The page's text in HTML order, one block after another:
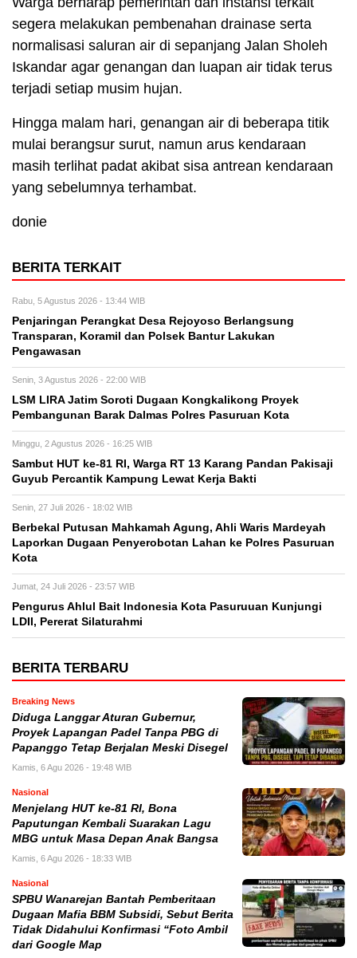
segera melakukan pembenahan drainase serta
normalisasi saluran air di sepanjang Jalan Sholeh
Iskandar agar genangan dan luapan air tidak terus
terjadi setiap musim hujan.
Hingga malam hari, genangan air di beberapa titik
mulai berangsur surut, namun arus kendaraan
masih terlihat padat akibat sisa antrean kendaraan
yang sebelumnya terhambat.
donie
BERITA TERKAIT
Rabu, 5 Agustus 2026 - 13:44 WIB
Penjaringan Perangkat Desa Rejoyoso Berlangsung
Transparan, Koramil dan Polsek Bantur Lakukan
Pengawasan
Senin, 3 Agustus 2026 - 22:00 WIB
LSM LIRA Jatim Soroti Dugaan Kongkalikong Proyek
Pembangunan Barak Dalmas Polres Pasuruan Kota
Minggu, 2 Agustus 2026 - 16:25 WIB
Sambut HUT ke-81 RI, Warga RT 13 Karang Pandan Pakisaji
Guyub Percantik Kampung Lewat Kerja Bakti
Senin, 27 Juli 2026 - 18:02 WIB
Berbekal Putusan Mahkamah Agung, Ahli Waris Mardeyah
Laporkan Dugaan Penyerobotan Lahan ke Polres Pasuruan
Kota
Jumat, 24 Juli 2026 - 23:57 WIB
Pengurus Ahlul Bait Indonesia Kota Pasuruuan Kunjungi
LDII, Pererat Silaturahmi
BERITA TERBARU
Breaking News
Diduga Langgar Aturan Gubernur,
Proyek Lapangan Padel Tanpa PBG di
Papanggo Tetap Berjalan Meski Disegel
Kamis, 6 Agu 2026 - 19:48 WIB
Nasional
Menjelang HUT ke-81 RI, Bona
Paputungan Kembali Suarakan Lagu
MBG untuk Masa Depan Anak Bangsa
Kamis, 6 Agu 2026 - 18:33 WIB
Nasional
SPBU Wanarejan Bantah Pemberitaan
Dugaan Mafia BBM Subsidi, Sebut Berita
Tidak Didahului Konfirmasi “Foto Ambil
dari Google Map